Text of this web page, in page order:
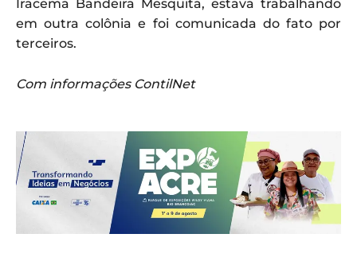
Iracema Bandeira Mesquita, estava trabalhando
em outra colônia e foi comunicada do fato por
terceiros.
Com informações ContilNet